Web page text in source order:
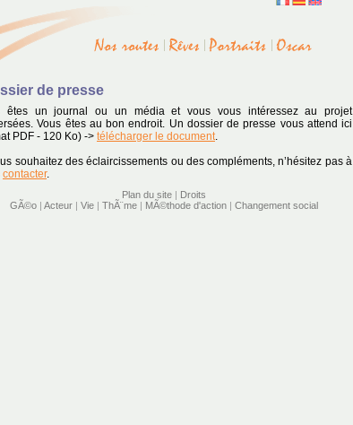
de presse
êtes un journal ou un média et vous vous intéressez au projet
Vous êtes au bon endroit. Un dossier de presse vous attend ici
PDF - 120 Ko) -> télécharger le document.
souhaitez des éclaircissements ou des compléments, n’hésitez pas à
contacter.
Plan du site | Droits
GÃ©o | Acteur | Vie | ThÃ¨me | MÃ©thode d'action | Changement social